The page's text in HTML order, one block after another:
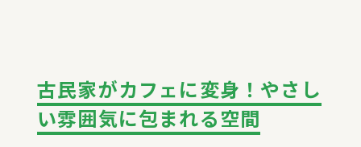
古民家がカフェに変身！やさし
い雰囲気に包まれる空間